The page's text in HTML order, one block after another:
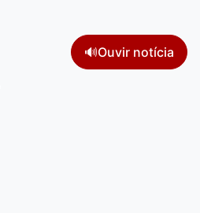
🔊Ouvir notícia